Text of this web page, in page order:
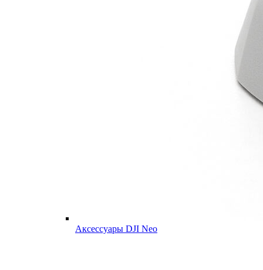
Аксессуары DJI Neo